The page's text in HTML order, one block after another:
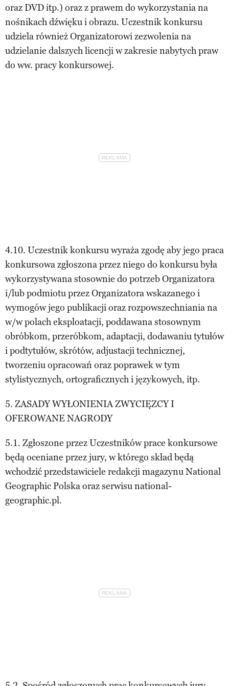
oraz DVD itp.) oraz z prawem do wykorzystania na
nośnikach dźwięku i obrazu. Uczestnik konkursu
udziela również Organizatorowi zezwolenia na
udzielanie dalszych licencji w zakresie nabytych praw
do ww. pracy konkursowej.
4.10. Uczestnik konkursu wyraża zgodę aby jego praca
konkursowa zgłoszona przez niego do konkursu była
wykorzystywana stosownie do potrzeb Organizatora
i/lub podmiotu przez Organizatora wskazanego i
wymogów jego publikacji oraz rozpowszechniania na
w/w polach eksploatacji, poddawana stosownym
obróbkom, przeróbkom, adaptacji, dodawaniu tytułów
i podtytułów, skrótów, adjustacji technicznej,
tworzeniu opracowań oraz poprawek w tym
stylistycznych, ortograficznych i językowych, itp.
5. ZASADY WYŁONIENIA ZWYCIĘZCY I
OFEROWANE NAGRODY
5.1. Zgłoszone przez Uczestników prace konkursowe
będą oceniane przez jury, w którego skład będą
wchodzić przedstawiciele redakcji magazynu National
Geographic Polska oraz serwisu national-
geographic.pl.